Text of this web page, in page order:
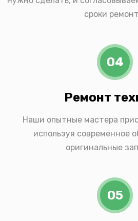
сроки
04
Ремонт
Наши опытные мастера
используя современное
оригинальные
05